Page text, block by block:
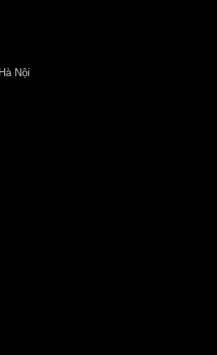
Nội